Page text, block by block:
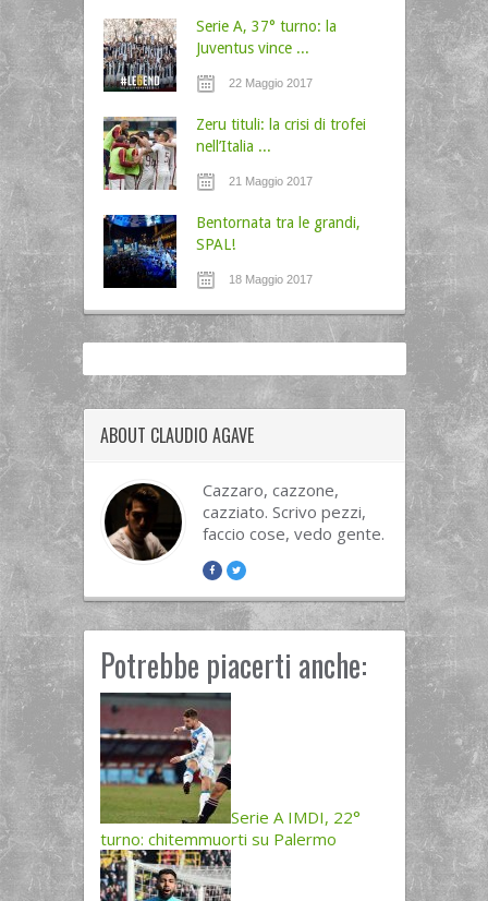
Serie A, 37° turno: la
Juventus vince ...
22 Maggio 2017
Zeru tituli: la crisi di trofei
nell’Italia ...
21 Maggio 2017
Bentornata tra le grandi,
SPAL!
18 Maggio 2017
ABOUT CLAUDIO AGAVE
Cazzaro, cazzone,
cazziato. Scrivo pezzi,
faccio cose, vedo gente.
Potrebbe piacerti anche:
Serie A IMDI, 22°
turno: chitemmuorti su Palermo